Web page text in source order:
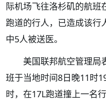
际机场飞往洛杉矶的航班
跑道的行人，已造成该行
中5人被送医。
美国联邦航空管理局
班于当地时间8日晚11时
时，在17L跑道撞上一名